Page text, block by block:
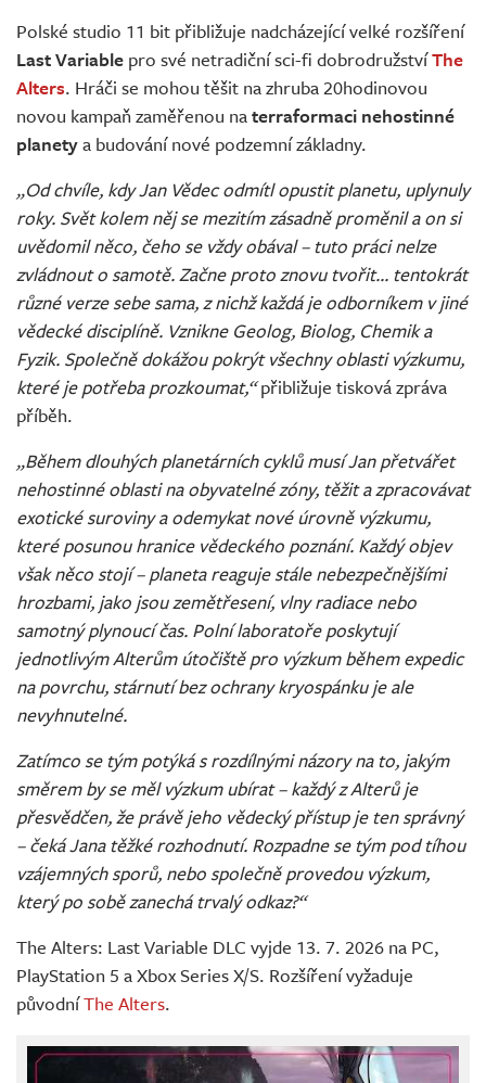
Živě
Polské studio 11 bit přibližuje nadcházející velké rozšíření
Last Variable pro své netradiční sci-fi dobrodružstvíThe
Alters. Hráči se mohou těšit na zhruba 20hodinovou
novou kampaň zaměřenou naterraformaci nehostinné
planetya budování nové podzemní základny.
„Od chvíle, kdy Jan Vědec odmítl opustit planetu, uplynuly
roky. Svět kolem něj se mezitím zásadně proměnil a on si
uvědomil něco, čeho se vždy obával – tuto práci nelze
zvládnout o samotě. Začne proto znovu tvořit... tentokrát
různé verze sebe sama, z nichž každá je odborníkem v jiné
vědecké disciplíně. Vznikne Geolog, Biolog, Chemik a
Fyzik. Společně dokážou pokrýt všechny oblasti výzkumu,
které je potřeba prozkoumat,“přibližuje tisková zpráva
příběh.
„Během dlouhých planetárních cyklů musí Jan přetvářet
nehostinné oblasti na obyvatelné zóny, těžit a zpracovávat
exotické suroviny a odemykat nové úrovně výzkumu,
které posunou hranice vědeckého poznání. Každý objev
však něco stojí – planeta reaguje stále nebezpečnějšími
hrozbami, jako jsou zemětřesení, vlny radiace nebo
samotný plynoucí čas. Polní laboratoře poskytují
jednotlivým Alterům útočiště pro výzkum během expedic
na povrchu, stárnutí bez ochrany kryospánku je ale
nevyhnutelné.
Zatímco se tým potýká s rozdílnými názory na to, jakým
směrem by se měl výzkum ubírat – každý z Alterů je
přesvědčen, že právě jeho vědecký přístup je ten správný
– čeká Jana těžké rozhodnutí. Rozpadne se tým pod tíhou
vzájemných sporů, nebo společně provedou výzkum,
který po sobě zanechá trvalý odkaz?“
The Alters: Last Variable DLC vyjde 13. 7. 2026 na PC,
PlayStation 5 a Xbox Series X/S. Rozšíření vyžaduje
původníThe Alters.